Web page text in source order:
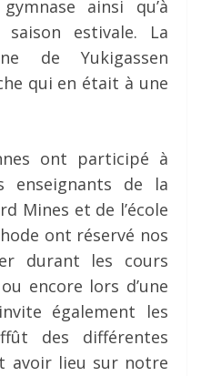
ainsi qu’à
estivale. La
de Yukigassen
qui en était à une
ont participé à
enseignants de la
Mines et de l’école
ont réservé nos
durant les cours
encore lors d’une
également les
des différentes
avoir lieu sur notre